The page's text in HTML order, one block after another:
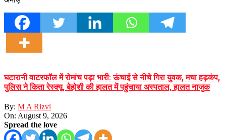
घटारानी वाटरफॉल में रोमांच पड़ा भारी: ऊंचाई से नीचे गिरा युवक, मचा हड़कंप,
पुलिस ने किता रेस्क्यू, बेहोशी की हालत में पहुंचाया अस्पताल, हालत नाजुक
By: M A Rizvi
On: August 9, 2026
Spread the love